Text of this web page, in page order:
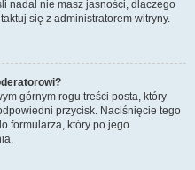
nadal nie masz jasności, dlaczego
się z administratorem witryny.
górnym rogu treści posta, który
przycisk. Naciśnięcie tego
formularza, który po jego